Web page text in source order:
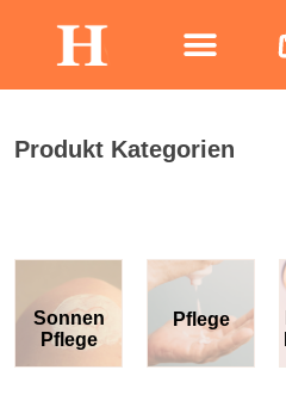
Produkt Kategorien
Sonnen
Pflege
Pflege